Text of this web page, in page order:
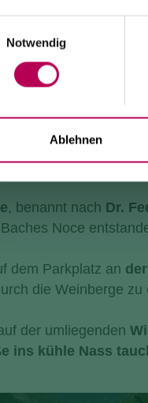
Notwendig
Ablehnen
, benannt nach Dr.
Noce
dem Parkplatz an
die Weinberge zu
der umliegenden
ins kühle Nass